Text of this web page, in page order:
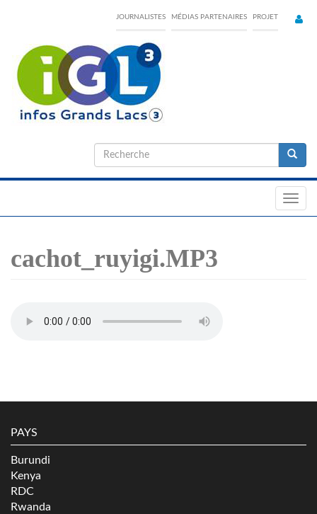
content
JOURNALISTES MÉDIAS PARTENAIRES PROJET
Formulaire
de
cachot_ruyigi.MP3
PAYS
Burundi
Kenya
RDC
Rwanda